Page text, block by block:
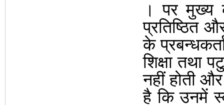
।पर मुख्य
प्रतिष्ठित
के
शिक्षा तथा
नहीं होती
है कि उनमें